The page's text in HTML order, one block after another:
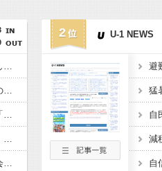
政府、自衛隊の指揮統制に国産AI導入へｗｗｗ「新しい戦い方」への対応を急ぐ
アイドルライブで財布から現金が次々消える「複数のお客様より被害報告」警察に相談へ
住宅街の隣に巨大データセンター爆誕。三井不動産「排熱？低周波音？データはまだ出せません」住民ブチギレ
片山財務相「金はない金はないって確かにそうだが、やりよう」→日本経済、気合いで何とかする模様
橋下徹＆古市憲寿、中居正広問題でフジ第三者委員会を批判
2 U-1 NEWS